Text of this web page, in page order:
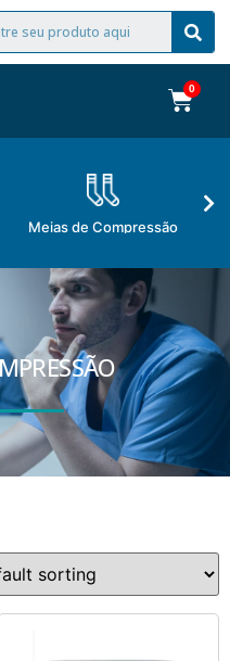
Meias de Compressão